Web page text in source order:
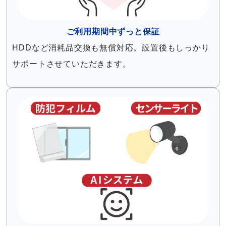
ご利用期間中ずっと保証
HDDなど消耗品交換も無償対応。設置後もしっかり
サポートさせていただきます。